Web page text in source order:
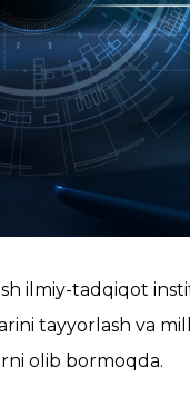
ilmiy-tadqiqot
tayyorlash va
olib bormoqda.